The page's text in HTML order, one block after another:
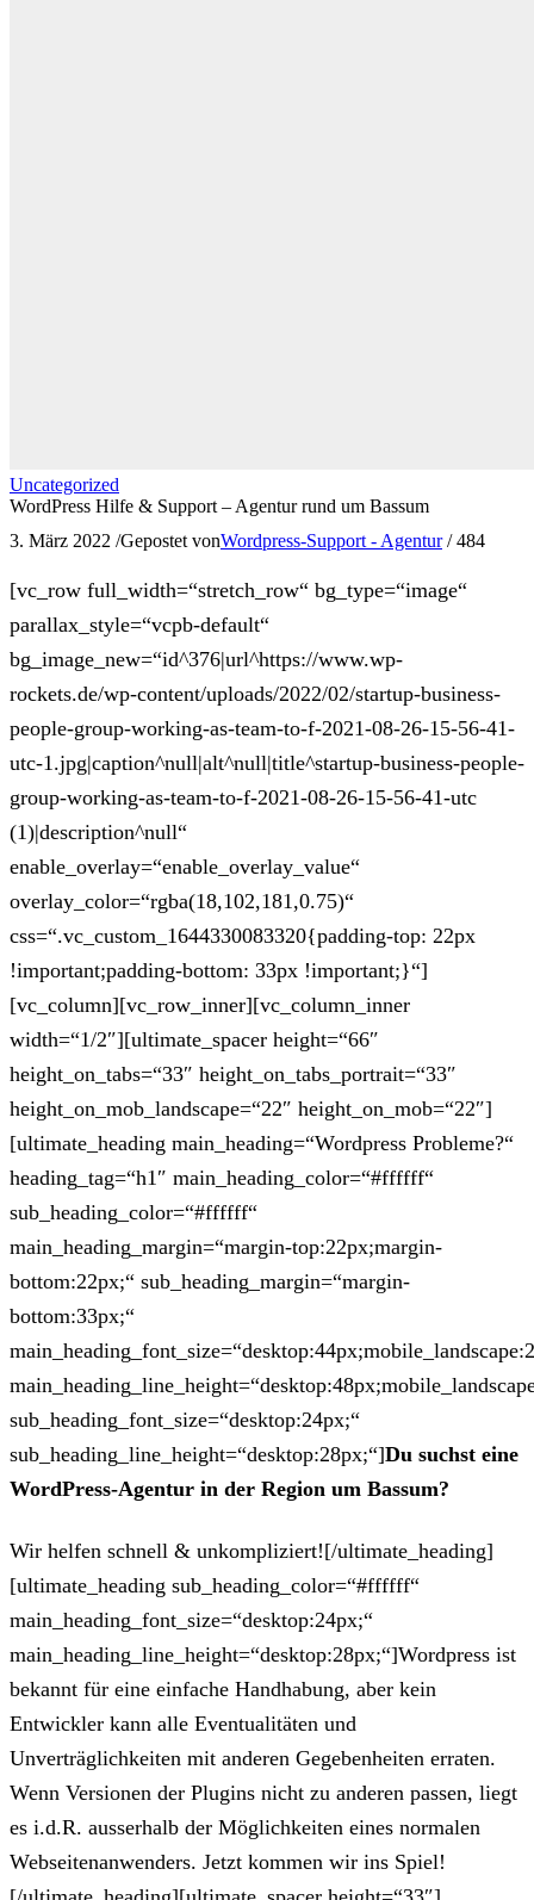
Uncategorized
WordPress Hilfe & Support – Agentur rund um Bassum
3. März 2022 /Gepostet vonWordpress-Support - Agentur / 484
[vc_row full_width=“stretch_row“ bg_type=“image“
parallax_style=“vcpb-default“
bg_image_new=“id^376|url^https://www.wp-
rockets.de/wp-content/uploads/2022/02/startup-business-
people-group-working-as-team-to-f-2021-08-26-15-56-41-
utc-1.jpg|caption^null|alt^null|title^startup-business-people-
group-working-as-team-to-f-2021-08-26-15-56-41-utc
(1)|description^null“
enable_overlay=“enable_overlay_value“
overlay_color=“rgba(18,102,181,0.75)“
css=“.vc_custom_1644330083320{padding-top: 22px
!important;padding-bottom: 33px !important;}“]
[vc_column][vc_row_inner][vc_column_inner
width=“1/2″][ultimate_spacer height=“66″
height_on_tabs=“33″ height_on_tabs_portrait=“33″
height_on_mob_landscape=“22″ height_on_mob=“22″]
[ultimate_heading main_heading=“Wordpress Probleme?“
heading_tag=“h1″ main_heading_color=“#ffffff“
sub_heading_color=“#ffffff“
main_heading_margin=“margin-top:22px;margin-
bottom:22px;“ sub_heading_margin=“margin-
bottom:33px;“
sub_heading_font_size=“desktop:24px;“
sub_heading_line_height=“desktop:28px;“]Du suchst eine
WordPress-Agentur in der Region um Bassum?
Wir helfen schnell & unkompliziert![/ultimate_heading]
[ultimate_heading sub_heading_color=“#ffffff“
main_heading_font_size=“desktop:24px;“
main_heading_line_height=“desktop:28px;“]Wordpress ist
bekannt für eine einfache Handhabung, aber kein
Entwickler kann alle Eventualitäten und
Unverträglichkeiten mit anderen Gegebenheiten erraten.
Wenn Versionen der Plugins nicht zu anderen passen, liegt
es i.d.R. ausserhalb der Möglichkeiten eines normalen
Webseitenanwenders. Jetzt kommen wir ins Spiel!